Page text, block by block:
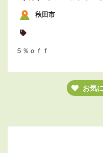
秋田市
５％ｏｆｆ
お気